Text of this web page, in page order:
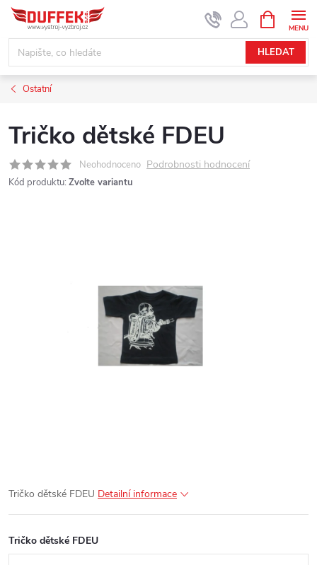
Přejít
obsah
HLEDAT
NÁKUPNÍ
KOŠÍK
Ostatní
Tričko dětské FDEU
Neohodnoceno Podrobnosti hodnocení
Kód produktu: Zvolte variantu
Tričko dětské FDEU Detailní informace
Tričko dětské FDEU